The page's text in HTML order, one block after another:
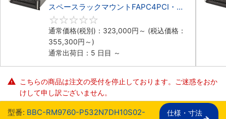
スペースラックマウントFAPC4PCI・
3PCIe
通常価格(税別)： 323,000円 ～ (税込価格：
355,300円 ～)
通常出荷日：5 日目 ～
こちらの商品は注文の受付を停止しております。ご迷惑をおか
けして申し訳ございません。
型番: BBC-RM9760-P532N7DH10S02-
仕様・寸法